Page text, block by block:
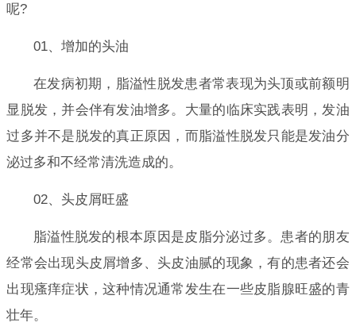
呢?
01、增加的头油
在发病初期，脂溢性脱发患者常表现为头顶或前额明
显脱发，并会伴有发油增多。大量的临床实践表明，发油
过多并不是脱发的真正原因，而脂溢性脱发只能是发油分
泌过多和不经常清洗造成的。
02、头皮屑旺盛
脂溢性脱发的根本原因是皮脂分泌过多。患者的朋友
经常会出现头皮屑增多、头皮油腻的现象，有的患者还会
出现瘙痒症状，这种情况通常发生在一些皮脂腺旺盛的青
壮年。